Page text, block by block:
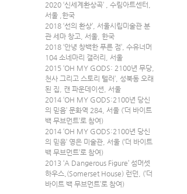
2020 ‘신세계환상곡’ , 수림아트센터,
서울 ,한국
2018 ‘선의 환상’, 서울시립미술관 분
관 세마 창고, 서울, 한국
2018 ‘안녕 창백한 푸른 점’, 수유너머
104 소네마리 갤러리, 서울
2015 ‘OH MY GODS: 2100년 무당,
천사 그리고 스토리 텔러’, 성북동 오래
된 집, 캔 파운데이션, 서울
2014 ‘OH MY GODS:2100년 당신
의 믿음’ 문화역 284, 서울 (‘더 바이트
백 무브먼트’로 참여)
2014 ‘OH MY GODS:2100년 당신
의 믿음’ 영은 미술관, 서울 (‘더 바이트
백 무브먼트’로 참여)
2013 ‘A Dangerous Figure’ 섬머셋
하우스,(Somerset House) 런던, (‘더
바이트 백 무브먼트’로 참여)